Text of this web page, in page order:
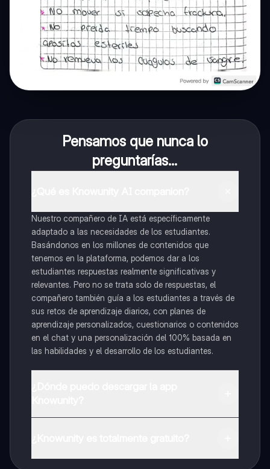
Pensamos que nunca lo
preguntarías...
Nuestro compañero de IA está específicamente
adaptado a las necesidades de los estudiantes.
Basándonos en los millones de contenidos que
tenemos en la plataforma, podemos dar a los
estudiantes respuestas realmente significativas y
relevantes. Pero no se trata solo de respuestas, el
compañero también guía a los estudiantes a través de
sus retos de aprendizaje diarios, con planes de
aprendizaje personalizados, cuestionarios o contenidos
en el chat y una personalización del 100% basada en
las habilidades y el desarrollo de los estudiantes.